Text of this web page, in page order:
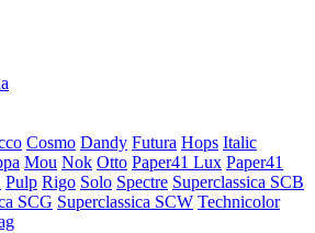
Cosmo Dandy Futura Hops Italic
Mou Nok Otto Paper41 Lux Paper41
Pulp Rigo Solo Spectre Superclassica SCB
SCG Superclassica SCW Technicolor